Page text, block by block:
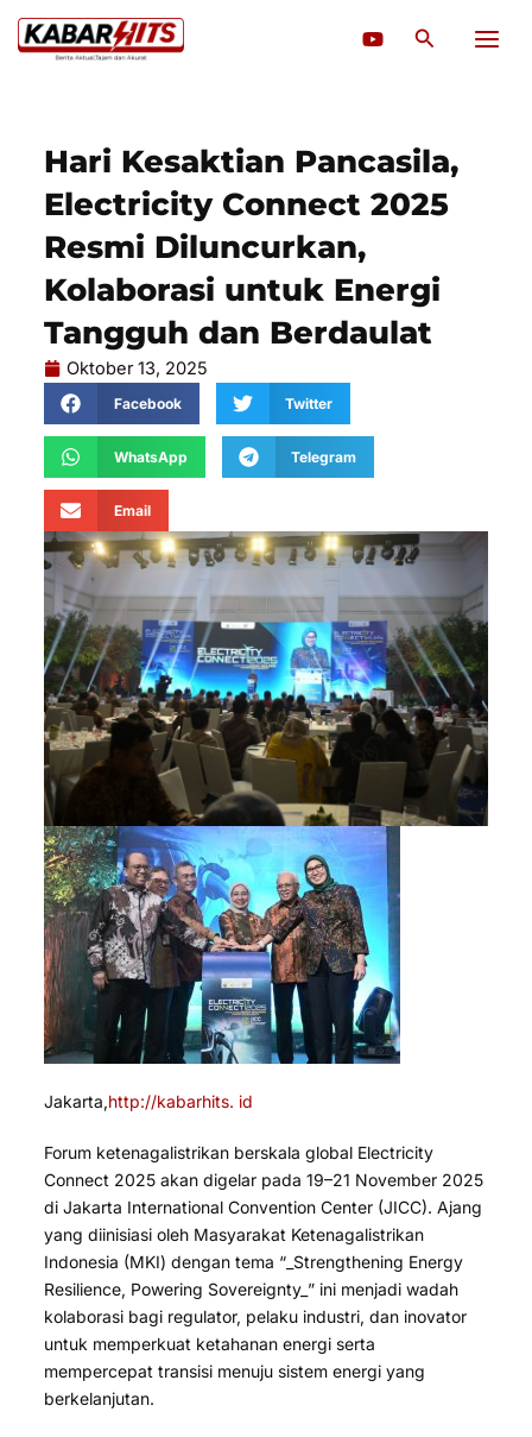
Lewati
ke
Cari
Hari Kesaktian Pancasila,
Electricity Connect 2025
Resmi Diluncurkan,
Kolaborasi untuk Energi
Tangguh dan Berdaulat
Oktober 13, 2025
Facebook Twitter
WhatsApp Telegram
Email
Jakarta,http://kabarhits. id
Forum ketenagalistrikan berskala global Electricity
Connect 2025 akan digelar pada 19–21 November 2025
di Jakarta International Convention Center (JICC). Ajang
yang diinisiasi oleh Masyarakat Ketenagalistrikan
Indonesia (MKI) dengan tema “_Strengthening Energy
Resilience, Powering Sovereignty_” ini menjadi wadah
kolaborasi bagi regulator, pelaku industri, dan inovator
untuk memperkuat ketahanan energi serta
mempercepat transisi menuju sistem energi yang
berkelanjutan.